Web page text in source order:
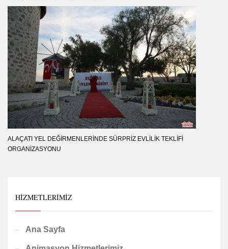
ALAÇATI YEL DEĞIRMENLERINDE SÜRPRIZ EVLILIK TEKLIFI
ORGANIZASYONU
HIZMETLERIMIZ
Ana Sayfa